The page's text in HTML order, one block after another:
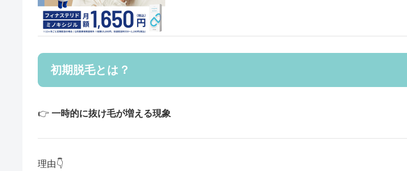
初期脱毛とは？
👉 一時的に抜け毛が増える現象
理由👇